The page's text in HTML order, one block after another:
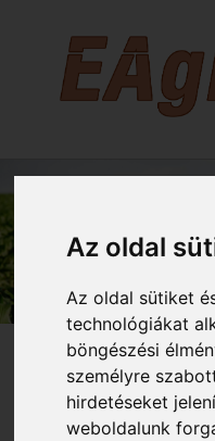
Az oldal
Az oldal sütiket
technológiákat
böngészési
személyre
hirdetéseket
weboldalunk